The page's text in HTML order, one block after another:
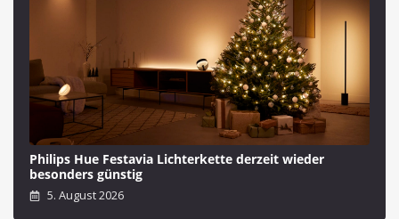
Philips Hue Festavia Lichterkette derzeit wieder
besonders günstig
5. August 2026